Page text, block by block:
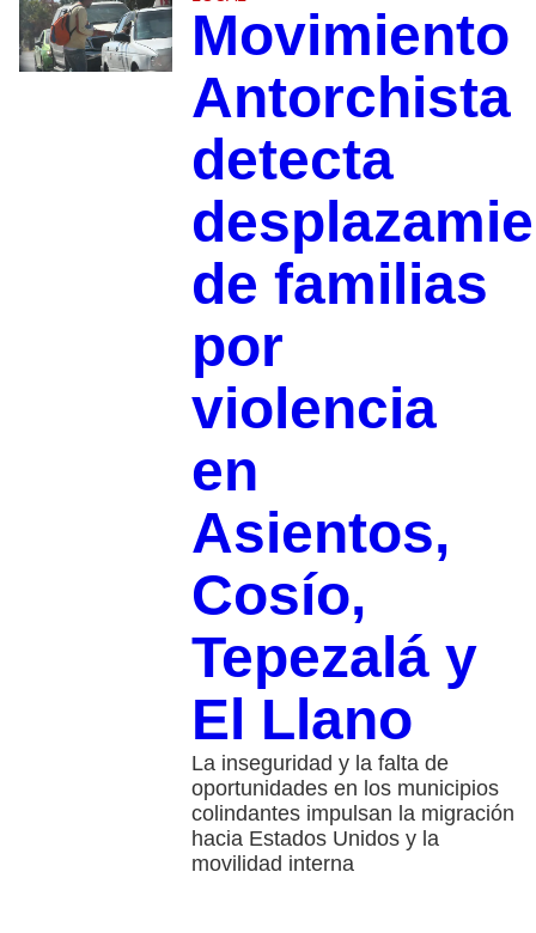
Movimiento
Antorchista
detecta
de familias
por
violencia
en
Asientos,
Cosío,
Tepezalá y
El Llano
La inseguridad y la falta de
oportunidades en los municipios
colindantes impulsan la migración
hacia Estados Unidos y la
movilidad interna